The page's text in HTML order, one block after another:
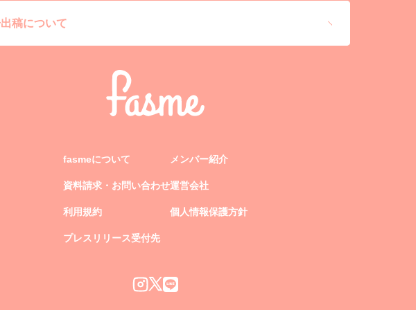
稿について
fasmeについて
資料請求・お問い合わせ
利用規約
プレスリリース受付先
メンバー紹介
運営会社
個人情報保護方針